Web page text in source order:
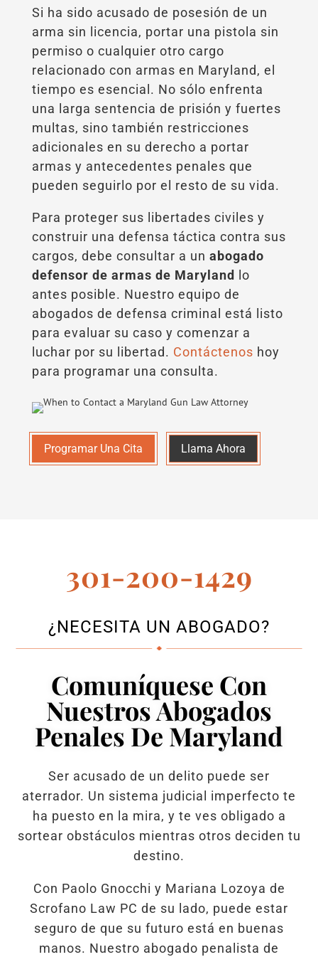
Si ha sido acusado de posesión de un
arma sin licencia, portar una pistola sin
permiso o cualquier otro cargo
relacionado con armas en Maryland, el
tiempo es esencial. No sólo enfrenta
una larga sentencia de prisión y fuertes
multas, sino también restricciones
adicionales en su derecho a portar
armas y antecedentes penales que
pueden seguirlo por el resto de su vida.
Para proteger sus libertades civiles y
construir una defensa táctica contra sus
cargos, debe consultar a un abogado
defensor de armas de Maryland
lo
antes posible. Nuestro equipo de
abogados de defensa criminal está listo
para evaluar su caso y comenzar a
luchar por su libertad. Contáctenos hoy
para programar una consulta.
Programar Una Cita Llama Ahora
301-200-1429
¿NECESITA UN ABOGADO?
Comuníquese Con
Nuestros Abogados
Penales De Maryland
Ser acusado de un delito puede ser
aterrador. Un sistema judicial imperfecto te
ha puesto en la mira, y te ves obligado a
sortear obstáculos mientras otros deciden tu
destino.
Con Paolo Gnocchi y Mariana Lozoya de
Scrofano Law PC de su lado, puede estar
seguro de que su futuro está en buenas
manos. Nuestro abogado penalista de